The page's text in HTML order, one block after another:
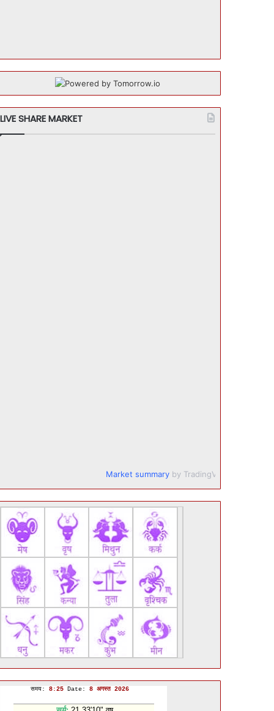
LIVE SHARE MARKET
Market summary by TradingView